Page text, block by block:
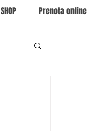
SHOP Prenota online